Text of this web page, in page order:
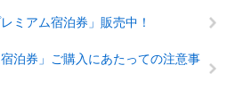
ミアム宿泊券」販売中！
宿泊券」ご購入にあたっての注意事